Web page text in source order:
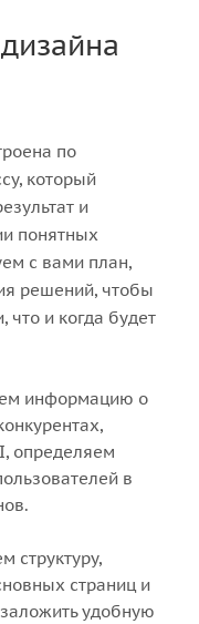
по
который
и
понятных
с вами план,
решений, чтобы
что и когда будет
информацию о
определяем
в
структуру,
страниц и
удобную